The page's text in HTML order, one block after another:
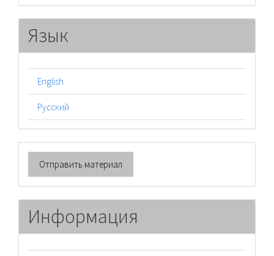
Язык
English
Русский
Отправить
материал
Отправить материал
Информация